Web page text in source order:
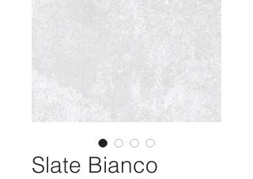
Slate Bianco